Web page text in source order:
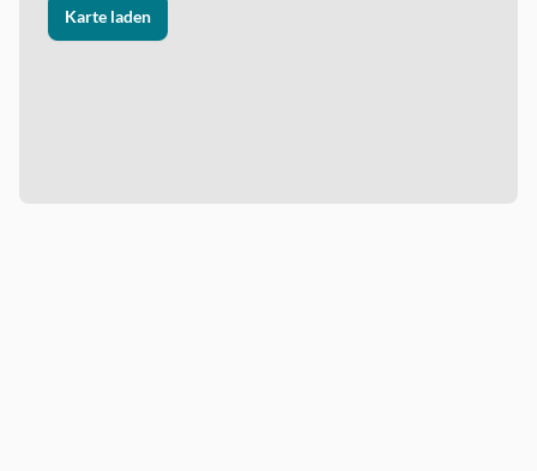
Karte laden